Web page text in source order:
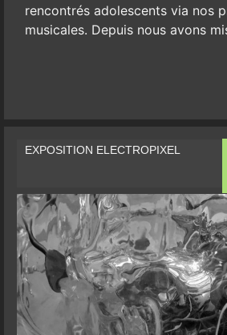
rencontrés adolescents via nos
musicales. Depuis nous avons
EXPOSITION ELECTROPIXEL